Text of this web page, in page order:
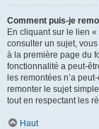
Comment puis-je
En cliquant sur le lien
consulter un sujet,
à la première page du
fonctionnalité a peut-
les remontées n’a
remonter le sujet
tout en respectant les
Haut